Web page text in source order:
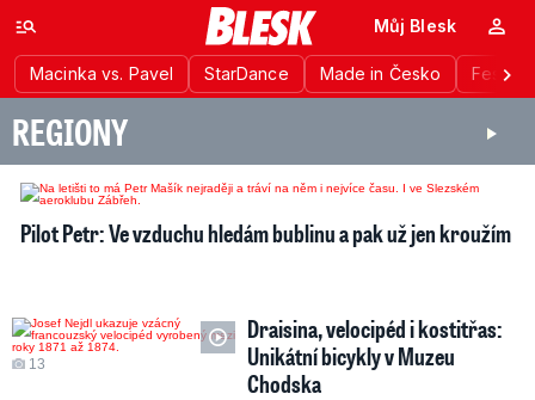
Macinka vs. Pavel StarDance Made in Česko
Můj Blesk
REGIONY
Pilot Petr: Ve vzduchu hledám bublinu a pak už jen kroužím
13
Draisina, velocipéd i kostitřas:
Unikátní bicykly v Muzeu
Chodska